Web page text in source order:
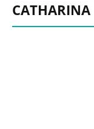
CATHARINA